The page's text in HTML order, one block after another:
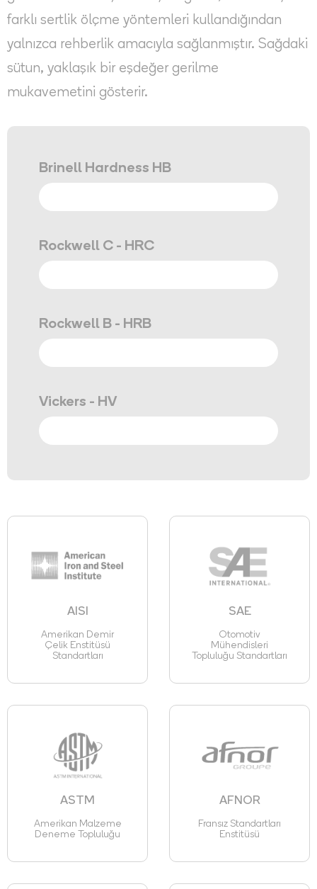
farklı sertlik ölçme yöntemleri kullandığından
yalnızca rehberlik amacıyla sağlanmıştır. Sağdaki
sütun, yaklaşık bir eşdeğer gerilme
mukavemetini gösterir.
Brinell Hardness HB
Rockwell C - HRC
Rockwell B - HRB
Vickers - HV
AISI
Amerikan Demir
Çelik Enstitüsü
Standartları
SAE
Otomotiv
Mühendisleri
Topluluğu Standartları
ASTM
Amerikan Malzeme
Deneme Topluluğu
AFNOR
Fransız Standartları
Enstitüsü